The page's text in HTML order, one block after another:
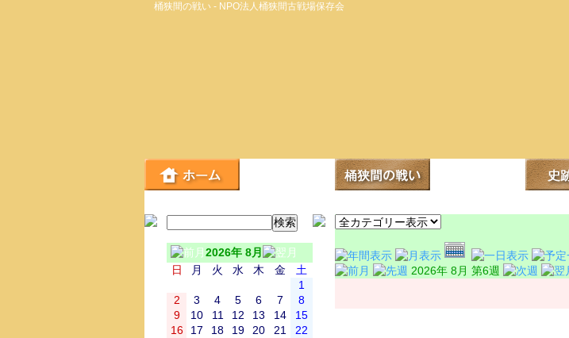
桶狭間の戦い - NPO法人桶狭間古戦場保存会
2026年 8月
日
月 火 水 木 金
土
1
2
3 4 5 6 7
8
9
10 11 12 13 14
15
16
17 18 19 20 21
22
2026年 8月 第6週